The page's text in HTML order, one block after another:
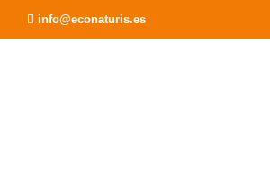
info@econaturis.es